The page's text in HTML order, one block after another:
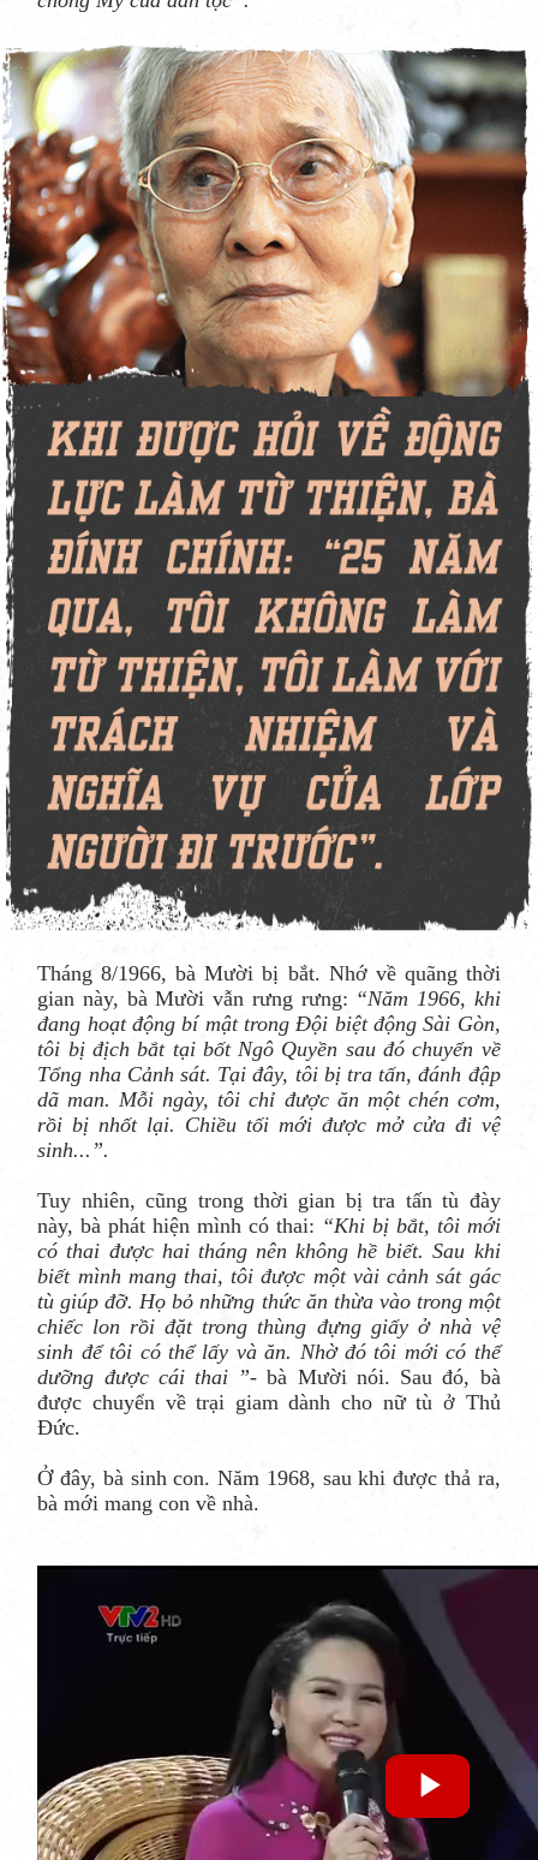
Tháng 8/1966, bà Mười bị bắt. Nhớ về quãng thời
gian này, bà Mười vẫn rưng rưng: “Năm 1966, khi
đang hoạt động bí mật trong Đội biệt động Sài Gòn,
tôi bị địch bắt tại bốt Ngô Quyền sau đó chuyển về
Tổng nha Cảnh sát. Tại đây, tôi bị tra tấn, đánh đập
dã man. Mỗi ngày, tôi chỉ được ăn một chén cơm,
rồi bị nhốt lại. Chiều tối mới được mở cửa đi vệ
sinh...”.
Tuy nhiên, cũng trong thời gian bị tra tấn tù đày
này, bà phát hiện mình có thai: “Khi bị bắt, tôi mới
có thai được hai tháng nên không hề biết. Sau khi
biết mình mang thai, tôi được một vài cảnh sát gác
tù giúp đỡ. Họ bỏ những thức ăn thừa vào trong một
chiếc lon rồi đặt trong thùng đựng giấy ở nhà vệ
sinh để tôi có thể lấy và ăn. Nhờ đó tôi mới có thể
dưỡng được cái thai ”- bà Mười nói. Sau đó, bà
được chuyển về trại giam dành cho nữ tù ở Thủ
Đức.
Ở đây, bà sinh con. Năm 1968, sau khi được thả ra,
bà mới mang con về nhà.